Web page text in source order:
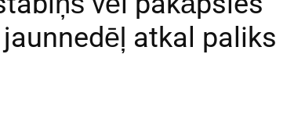
atkal paliks